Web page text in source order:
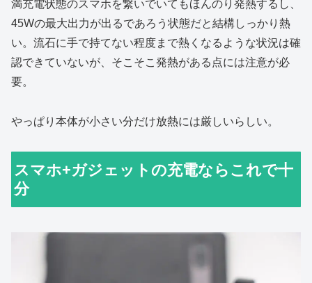
満充電状態のスマホを繋いでいてもほんのり発熱するし、
45Wの最大出力が出るであろう状態だと結構しっかり熱
い。流石に手で持てない程度まで熱くなるような状況は確
認できていないが、そこそこ発熱がある点には注意が必
要。
やっぱり本体が小さい分だけ放熱には厳しいらしい。
スマホ+ガジェットの充電ならこれで十
分